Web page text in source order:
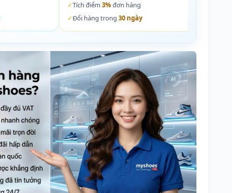
✓Tích điểm 3%đơn hàng
✓Đổi hàng trong 30 ngày